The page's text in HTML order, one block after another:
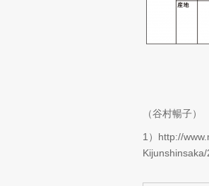
（谷村暢子）
1）http://